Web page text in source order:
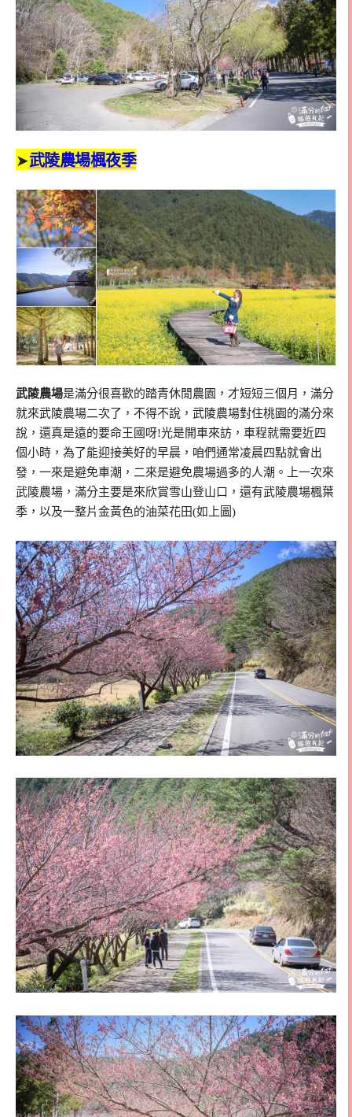
➤武陵農場楓夜季
武陵農場是滿分很喜歡的踏青休閒農園，才短短三個月，滿分
就來武陵農場二次了，不得不說，武陵農場對住桃園的滿分來
說，還真是遠的要命王國呀!光是開車來訪，車程就需要近四
個小時，為了能迎接美好的早晨，咱們通常凌晨四點就會出
發，一來是避免車潮，二來是避免農場過多的人潮。上一次來
武陵農場，滿分主要是來欣賞雪山登山口，還有武陵農場楓葉
季，以及一整片金黃色的油菜花田(如上圖)